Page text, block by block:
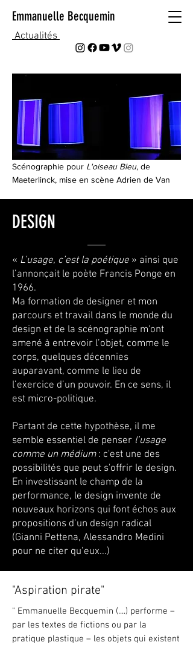
Emmanuelle Becquemin
Actualités
Scénographie pour L'oiseau Bleu, de
Maeterlinck, mise en scène Adrien de Van
DESIGN
« L’usage, c’est la poétique » ainsi que
l’annonçait le poète Francis Ponge en
1966.
Ma formation de designer et mon
parcours et travail dans le monde du
design et de la scénographie m'ont
amené à entrevoir l’objet, comme le
corps, quelques décennies
auparavant, comme le lieu de
l’exercice d’un pouvoir. En ce sens, il
est micro-politique.
Partant de cette hypothèse, il me
semble essentiel de penser l’usage
comme un médium: c'est une des
possibilités que peut s'offrir le design.
En investissant le champ de la
performance, le design invente de
nouveaux horizons qui font échos aux
propositions d’un design radical
(Gianni Pettena, Alessandro Medini
pour ne citer qu’eux...)
"Aspiration pirate"
" Emmanuelle Becquemin (....) performe –
par les textes de fictions ou par la
pratique plastique – les objets qui existent